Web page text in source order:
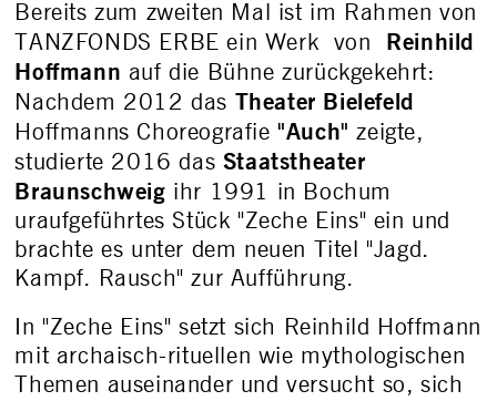
Bereits zum zweiten Mal ist im Rahmen von
TANZFONDS ERBE ein Werk von Reinhild
Hoffmann auf die Bühne zurückgekehrt:
Nachdem 2012 das Theater Bielefeld
Hoffmanns Choreografie"Auch" zeigte,
studierte 2016 das Staatstheater
Braunschweig ihr 1991 in Bochum
uraufgeführtes Stück "Zeche Eins" ein und
brachte es unter dem neuen Titel "Jagd.
Kampf. Rausch" zur Aufführung.
In "Zeche Eins" setzt sich Reinhild Hoffmann
mit archaisch-rituellen wie mythologischen
Themen auseinander und versucht so, sich